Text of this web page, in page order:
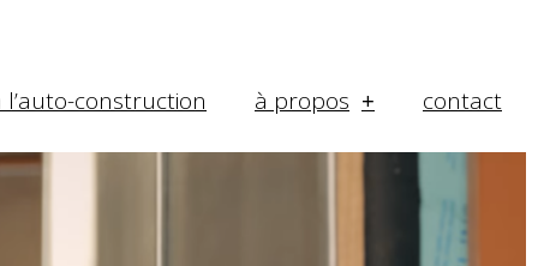
l’auto-construction à propos contact